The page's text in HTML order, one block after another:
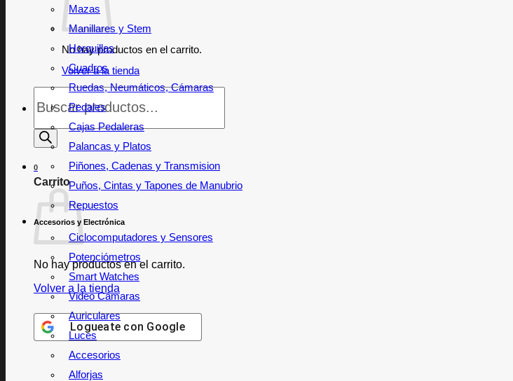
No hay productos en el carrito.
Volver a la tienda
Búsqueda
de
0
Carrito
No hay productos en el carrito.
Volver a la tienda
Logueate con Google
Mazas
Manillares y Stem
Horquillas
Cuadros
Ruedas, Neumáticos, Cámaras
Pedales
Cajas Pedaleras
Palancas y Platos
Piñones, Cadenas y Transmision
Puños, Cintas y Tapones de Manubrio
Repuestos
Accesorios y Electrónica
Ciclocomputadores y Sensores
Potenciómetros
Smart Watches
Video Cámaras
Auriculares
Luces
Accesorios
Alforjas